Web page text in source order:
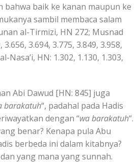
bahwa baik ke kanan maupun ke
sambil membaca salam
al-Tirmizi, HN 272; Musnad
3.694, 3.775, 3.849, 3.958,
Nasa’i, HN: 1.302, 1.130, 1.303,
Abi Dawud [HN: 845] juga
barakatuh“, padahal pada Hadis
dengan “wa barakatuh“.
benar? Kenapa pula Abu
berbeda ini dalam kitabnya?
yang mana yang sunnah.